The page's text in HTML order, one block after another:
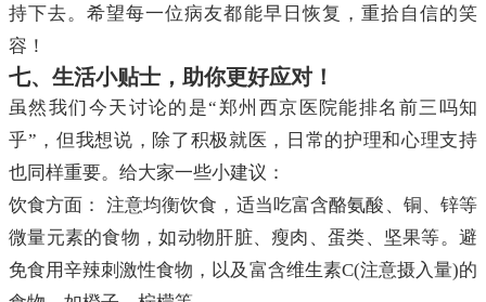
持下去。希望每一位病友都能早日恢复，重拾自信的笑
容！
七、生活小贴士，助你更好应对！
虽然我们今天讨论的是“郑州西京医院能排名前三吗知
乎”，但我想说，除了积极就医，日常的护理和心理支持
也同样重要。给大家一些小建议：
饮食方面： 注意均衡饮食，适当吃富含酪氨酸、铜、锌等
微量元素的食物，如动物肝脏、瘦肉、蛋类、坚果等。避
免食用辛辣刺激性食物，以及富含维生素C(注意摄入量)的